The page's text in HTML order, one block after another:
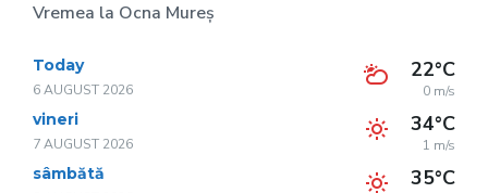
Vremea la Ocna Mureș
Today
6 AUGUST 2026
22°C
0 m/s
vineri
7 AUGUST 2026
34°C
1 m/s
sâmbătă 35°C